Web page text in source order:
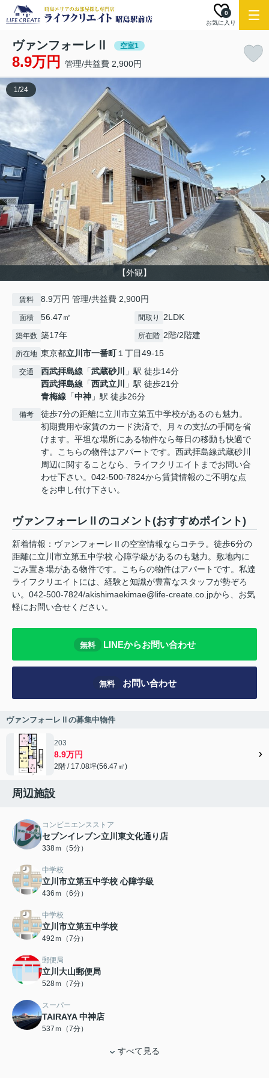
お気に入り
0
ヴァンフォーレⅡ 空室1
8.9万円 管理/共益費 2,900円
【外観】
1/24
賃料 8.9万円 管理/共益費 2,900円
面積 56.47㎡ 間取り 2LDK
築年数 築17年 所在階 2階/2階建
所在地 東京都立川市一番町１丁目49-15
交通 西武拝島線 「武蔵砂川
」駅 徒歩14分
西武拝島線 「西武立川
」駅 徒歩21分
青梅線 「中神 」駅 徒歩26分
備考
徒歩7分の距離に立川市立第五中学校があるのも魅力。
初期費用や家賃のカード決済で、月々の支払の手間を省
けます。平坦な場所にある物件なら毎日の移動も快適で
す。こちらの物件はアパートです。西武拝島線武蔵砂川
周辺に関することなら、ライフクリエイトまでお問い合
わせ下さい。042-500-7824から賃貸情報のご不明な点
をお申し付け下さい。
ヴァンフォーレⅡのコメント(おすすめポイント)
新着情報：ヴァンフォーレⅡの空室情報ならコチラ。徒歩6分の
距離に立川市立第五中学校 心障学級があるのも魅力。敷地内に
ごみ置き場がある物件です。こちらの物件はアパートです。私達
ライフクリエイトには、経験と知識が豊富なスタッフが勢ぞろ
い。042-500-7824/akishimaekimae@life-create.co.jpから、お気
軽にお問い合せください。
無料 LINEからお問い合わせ
無料 お問い合わせ
ヴァンフォーレⅡの募集中物件
203
8.9万円
2階 / 17.08坪(56.47㎡)
周辺施設
コンビニエンスストア
セブンイレブン立川東文化通り店
338ｍ（5分）
中学校
立川市立第五中学校 心障学級
436ｍ（6分）
中学校
立川市立第五中学校
492ｍ（7分）
郵便局
立川大山郵便局
528ｍ（7分）
スーパー
TAIRAYA 中神店
537ｍ（7分）
すべて見る